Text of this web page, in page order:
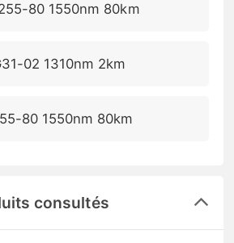
80 1550nm 80km
02 1310nm 2km
80 1550nm 80km
consultés